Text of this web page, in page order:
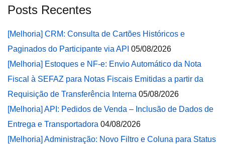
Posts Recentes
[Melhoria] CRM: Consulta de Cartões Históricos e
Paginados do Participante via API 05/08/2026
[Melhoria] Estoques e NF-e: Envio Automático da Nota
Fiscal à SEFAZ para Notas Fiscais Emitidas a partir da
Requisição de Transferência Interna 05/08/2026
[Melhoria] API: Pedidos de Venda – Inclusão de Dados de
Entrega e Transportadora 04/08/2026
[Melhoria] Administração: Novo Filtro e Coluna para Status